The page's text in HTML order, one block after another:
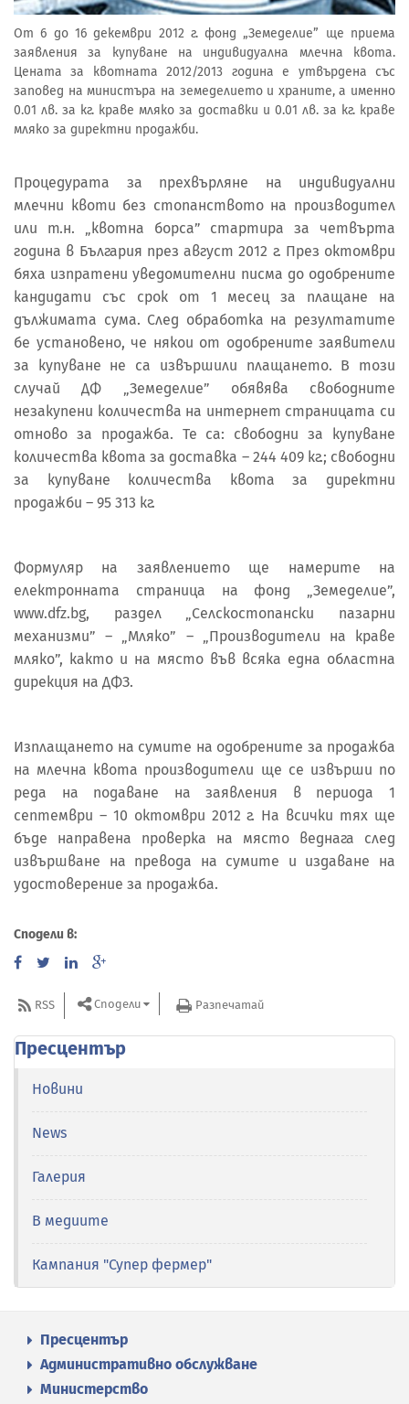
От 6 до 16 декември 2012 г. фонд „Земеделие” ще приема
заявления за купуване на индивидуална млечна квота.
Цената за квотната 2012/2013 година е утвърдена със
заповед на министъра на земеделието и храните, а именно
0.01 лв. за кг. краве мляко за доставки и 0.01 лв. за кг. краве
мляко за директни продажби.
Процедурата за прехвърляне на индивидуални
млечни квоти без стопанството на производител
или т.н. „квотна борса” стартира за четвърта
година в България през август 2012 г. През октомври
бяха изпратени уведомителни писма до одобрените
кандидати със срок от 1 месец за плащане на
дължимата сума. След обработка на резултатите
бе установено, че някои от одобрените заявители
за купуване не са извършили плащането. В този
случай ДФ „Земеделие” обявява свободните
незакупени количества на интернет страницата си
отново за продажба. Те са: свободни за купуване
количества квота за доставка – 244 409 кг.; свободни
за купуване количества квота за директни
продажби – 95 313 кг.
Формуляр на заявлението ще намерите на
електронната страница на фонд „Земеделие”,
www.dfz.bg, раздел „Селскостопански пазарни
механизми” – „Мляко” – „Производители на краве
мляко”, както и на място във всяка една областна
дирекция на ДФЗ.
Изплащането на сумите на одобрените за продажба
на млечна квота производители ще се извърши по
реда на подаване на заявления в периода 1
септември – 10 октомври 2012 г. На всички тях ще
бъде направена проверка на място веднага след
извършване на превода на сумите и издаване на
удостоверение за продажба.
Сподели в:
RSS Сподели Разпечатай
Пресцентър
Новини
News
Галерия
В медиите
Кампания "Супер фермер"
Пресцентър
Административно обслужване
Министерство